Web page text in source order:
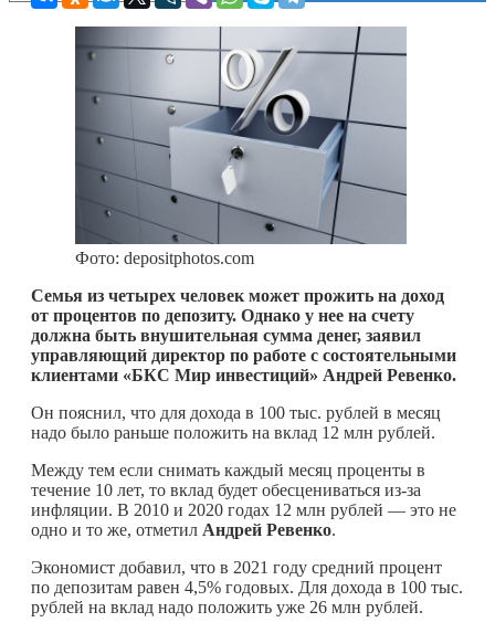
Фото: depositphotos.com
Семья из четырех человек может прожить на доход
от процентов по депозиту. Однако у нее на счету
должна быть внушительная сумма денег, заявил
управляющий директор по работе с состоятельными
клиентами «БКС Мир инвестиций» Андрей Ревенко.
Он пояснил, что для дохода в 100 тыс. рублей в месяц
надо было раньше положить на вклад 12 млн рублей.
Между тем если снимать каждый месяц проценты в
течение 10 лет, то вклад будет обесцениваться из-за
инфляции. В 2010 и 2020 годах 12 млн рублей — это не
одно и то же, отметил Андрей Ревенко.
Экономист добавил, что в 2021 году средний процент
по депозитам равен 4,5% годовых. Для дохода в 100 тыс.
рублей на вклад надо положить уже 26 млн рублей.